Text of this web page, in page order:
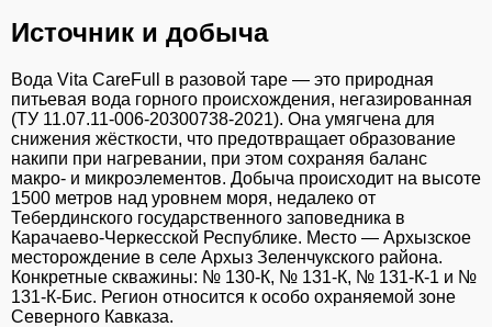
Источник и добыча
Вода Vita CareFull в разовой таре — это природная
питьевая вода горного происхождения, негазированная
(ТУ 11.07.11-006-20300738-2021). Она умягчена для
снижения жёсткости, что предотвращает образование
накипи при нагревании, при этом сохраняя баланс
макро- и микроэлементов. Добыча происходит на высоте
1500 метров над уровнем моря, недалеко от
Тебердинского государственного заповедника в
Карачаево-Черкесской Республике. Место — Архызское
месторождение в селе Архыз Зеленчукского района.
Конкретные скважины: № 130-К, № 131-К, № 131-К-1 и №
131-К-Бис. Регион относится к особо охраняемой зоне
Северного Кавказа.